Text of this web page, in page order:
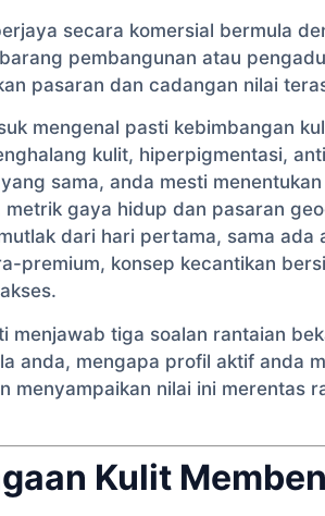
secara komersial bermula
pembangunan atau
pasaran dan cadangan nilai
mengenal pasti kebimbangan
kulit, hiperpigmentasi,
sama, anda mesti
gaya hidup dan pasaran
dari hari pertama, sama ada
premium, konsep kecantikan
tiga soalan rantaian
anda, mengapa profil aktif anda
menyampaikan nilai ini merentas
Kulit